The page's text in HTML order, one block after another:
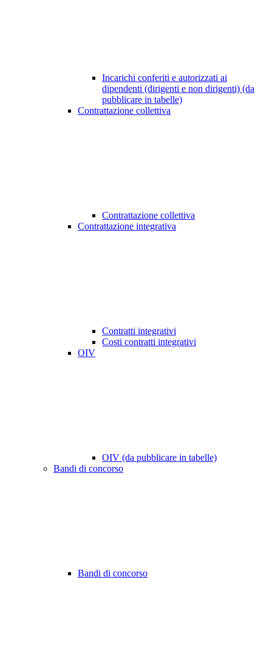
Incarichi conferiti e autorizzati ai
dipendenti (dirigenti e non dirigenti) (da
pubblicare in tabelle)
Contrattazione collettiva
Contrattazione collettiva
Contrattazione integrativa
Contratti integrativi
Costi contratti integrativi
OIV
OIV (da pubblicare in tabelle)
Bandi di concorso
Bandi di concorso